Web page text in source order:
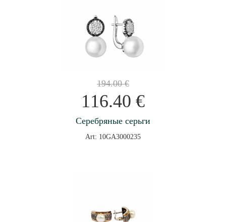
194.00€
116.40 €
Серебряные серьги
Art: 10GA3000235